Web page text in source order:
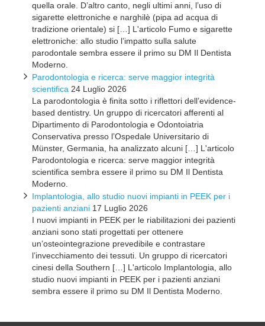
quella orale. D’altro canto, negli ultimi anni, l’uso di
sigarette elettroniche e narghilè (pipa ad acqua di
tradizione orientale) si […] L'articolo Fumo e sigarette
elettroniche: allo studio l’impatto sulla salute
parodontale sembra essere il primo su DM Il Dentista
Moderno.
Parodontologia e ricerca: serve maggior integrità
scientifica 24 Luglio 2026
La parodontologia è finita sotto i riflettori dell’evidence-
based dentistry. Un gruppo di ricercatori afferenti al
Dipartimento di Parodontologia e Odontoiatria
Conservativa presso l’Ospedale Universitario di
Münster, Germania, ha analizzato alcuni […] L'articolo
Parodontologia e ricerca: serve maggior integrità
scientifica sembra essere il primo su DM Il Dentista
Moderno.
Implantologia, allo studio nuovi impianti in PEEK per i
pazienti anziani 17 Luglio 2026
I nuovi impianti in PEEK per le riabilitazioni dei pazienti
anziani sono stati progettati per ottenere
un’osteointegrazione prevedibile e contrastare
l’invecchiamento dei tessuti. Un gruppo di ricercatori
cinesi della Southern […] L'articolo Implantologia, allo
studio nuovi impianti in PEEK per i pazienti anziani
sembra essere il primo su DM Il Dentista Moderno.